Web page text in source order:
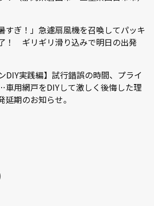
すぎ！」急遽扇風機を召喚してパッキ
！ ギリギリ滑り込みで明日の出発
DIY実践編】試行錯誤の時間、プライ
車用網戸をDIYして激しく後悔した理
延期のお知らせ。